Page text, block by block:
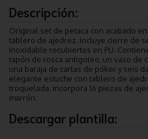
Descripción:
Original set de petaca con acabado
tablero de ajedrez. Incluye cierre de
inoxidable recubiertos en PU.
tapón de rosca antigoteo, un vaso de
una baraja de cartas de póker y seis
elegante estuche con tablero de
troquelada, incorpora 16 piezas de
marrón.
Descargar plantilla: